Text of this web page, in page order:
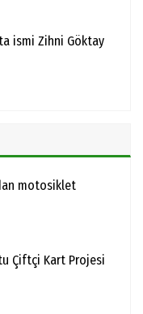
ismi Zihni Göktay
motosiklet
Çiftçi Kart Projesi